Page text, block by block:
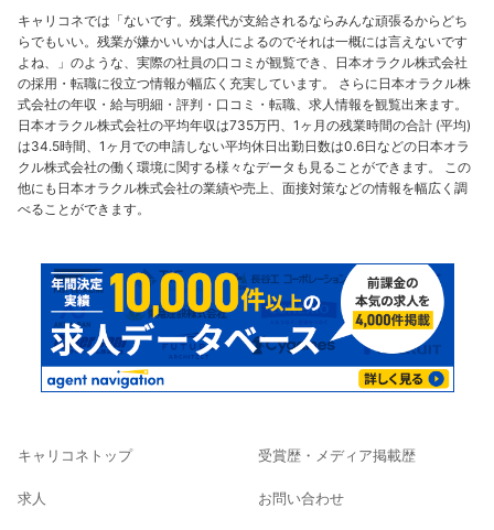
キャリコネでは「ないです。残業代が支給されるならみんな頑張るからどち
らでもいい。残業が嫌かいいかは人によるのでそれは一概には言えないです
よね、」のような、実際の社員の口コミが観覧でき、日本オラクル株式会社
の採用・転職に役立つ情報が幅広く充実しています。 さらに日本オラクル株
式会社の年収・給与明細・評判・口コミ・転職、求人情報を観覧出来ます。
日本オラクル株式会社の平均年収は735万円、1ヶ月の残業時間の合計 (平均)
は34.5時間、1ヶ月での申請しない平均休日出勤日数は0.6日などの日本オラ
クル株式会社の働く環境に関する様々なデータも見ることができます。 この
他にも日本オラクル株式会社の業績や売上、面接対策などの情報を幅広く調
べることができます。
キャリコネトップ
求人
受賞歴・メディア掲載歴
お問い合わせ